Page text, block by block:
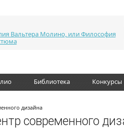
Вальтера Молино, или Философия
Библиотека Конкурсы
дизайна
современного